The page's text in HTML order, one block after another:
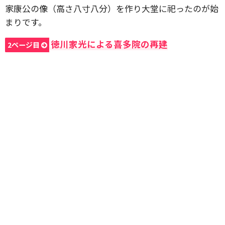
家康公の像（高さ八寸八分）を作り大堂に祀ったのが始
まりです。
2ページ目 徳川家光による喜多院の再建